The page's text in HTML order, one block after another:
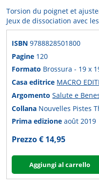
Torsion du poignet et
Jeux de dissociation avec
ISBN9788828501800
Pagine 120
Formato Brossura - 19 x
Casa editrice MACRO
ArgomentoSalute e
Collana Nouvelles Pistes
Prima edizioneaoût 2019
Prezzo € 14,95
Aggiungi al carrello